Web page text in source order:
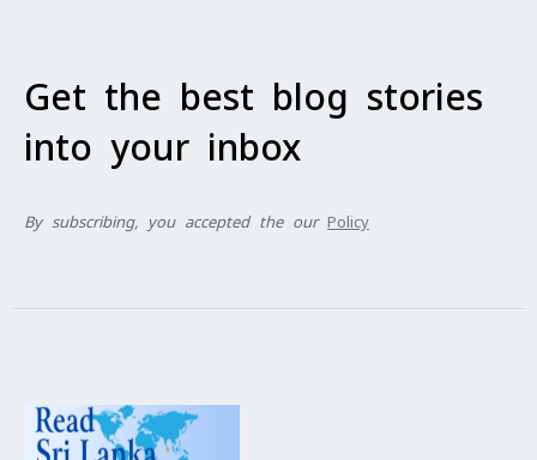
Get the best blog stories
into your inbox
By subscribing, you accepted the our Policy